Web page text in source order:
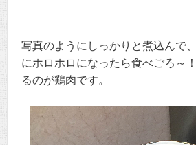
写真のようにしっかりと煮込んで
にホロホロになったら食べごろ～
るのが鶏肉です。